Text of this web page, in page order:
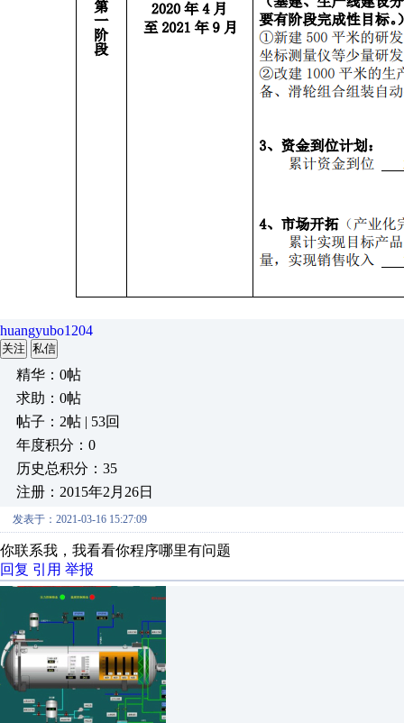
huangyubo1204
关注 私信
精华：0帖
求助：0帖
帖子：2帖 | 53回
年度积分：0
历史总积分：35
注册：2015年2月26日
发表于：2021-03-16 15:27:09
你联系我，我看看你程序哪里有问题
回复 引用 举报